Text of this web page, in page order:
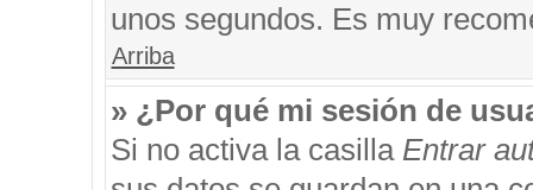
unos segundos. Es muy
Arriba
» ¿Por qué mi sesión de
Si no activa la casilla Entrar